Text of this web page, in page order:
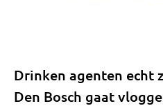
Drinken agenten echt
Den Bosch gaat